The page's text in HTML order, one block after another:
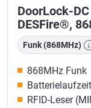
DoorLock-
DESFire®,
Funk (868MHz)
868MHz Funk
RFID-Leser